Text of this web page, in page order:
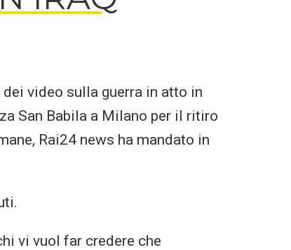
video sulla guerra in atto in
San Babila a Milano per il ritiro
Rai24 news ha mandato in
vi vuol far credere che